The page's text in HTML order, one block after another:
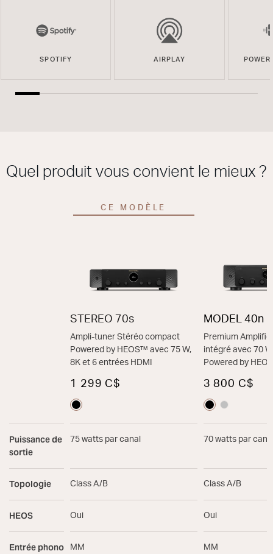
SPOTIFY AIRPLAY
Quel produit vous convient le mieux ?
Puissance de
sortie
Topologie
HEOS
Entrée phono
CE MODÈLE
STEREO 70s
Ampli-tuner Stéréo compact
Powered by HEOS™ avec 75 W,
8K et 6 entrées HDMI
1 299 C$
75 watts par canal
Class A/B
Oui
MM
MODEL 40n
Premium
intégré avec 70
Powered by
3 800 C$
70 watts par
Class A/B
Oui
MM